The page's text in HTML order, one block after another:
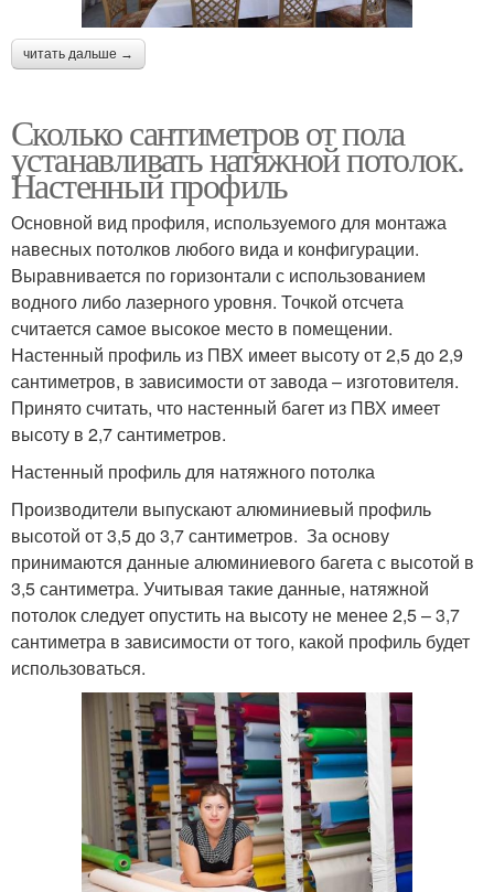
читать дальше →
Сколько сантиметров от пола
устанавливать натяжной потолок.
Настенный профиль
Основной вид профиля, используемого для монтажа
навесных потолков любого вида и конфигурации.
Выравнивается по горизонтали с использованием
водного либо лазерного уровня. Точкой отсчета
считается самое высокое место в помещении.
Настенный профиль из ПВХ имеет высоту от 2,5 до 2,9
сантиметров, в зависимости от завода – изготовителя.
Принято считать, что настенный багет из ПВХ имеет
высоту в 2,7 сантиметров.
Настенный профиль для натяжного потолка
Производители выпускают алюминиевый профиль
высотой от 3,5 до 3,7 сантиметров. За основу
принимаются данные алюминиевого багета с высотой в
3,5 сантиметра. Учитывая такие данные, натяжной
потолок следует опустить на высоту не менее 2,5 – 3,7
сантиметра в зависимости от того, какой профиль будет
использоваться.